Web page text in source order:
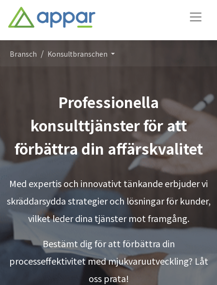
Bransch Konsultbranschen
Professionella
konsulttjänster för att
förbättra din affärskvalitet
Med expertis och innovativt tänkande erbjuder vi
skräddarsydda strategier och lösningar för kunder,
vilket leder dina tjänster mot framgång.
Bestämt dig för att förbättra din
processeffektivitet med mjukvaruutveckling? Låt
oss prata!